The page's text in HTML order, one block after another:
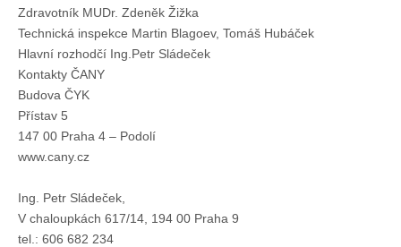
Zdravotník MUDr. Zdeněk Žižka
Technická inspekce Martin Blagoev, Tomáš Hubáček
Hlavní rozhodčí Ing.Petr Sládeček
Kontakty ČANY
Budova ČYK
Přístav 5
147 00 Praha 4 – Podolí
www.cany.cz
Ing. Petr Sládeček,
V chaloupkách 617/14, 194 00 Praha 9
tel.: 606 682 234